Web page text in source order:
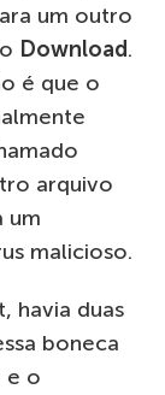
um outro
Download.
é que o
arquivo
um
malicioso.
havia duas
boneca
e o